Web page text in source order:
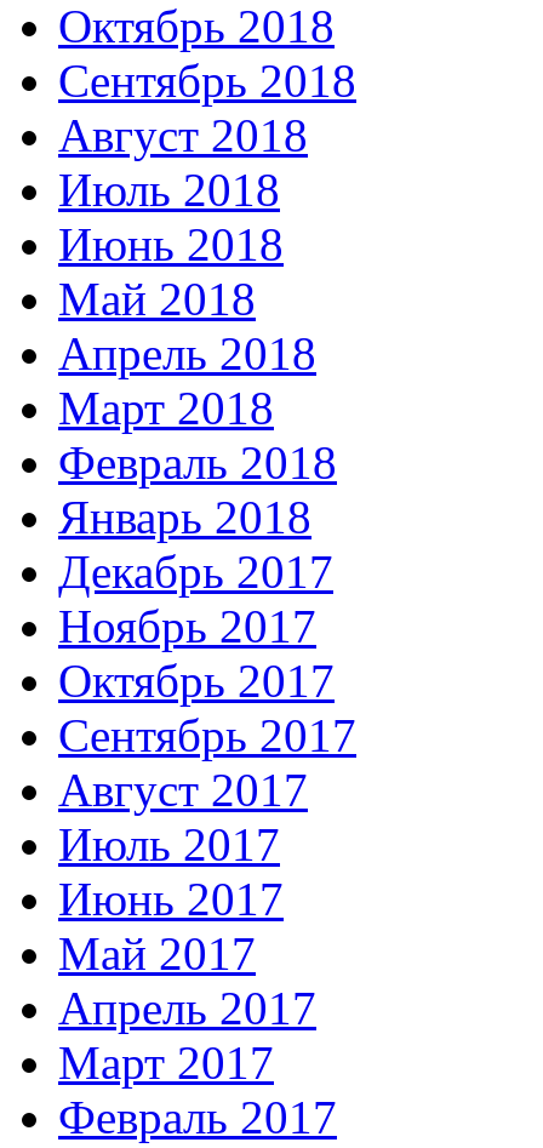
Октябрь 2018
Сентябрь 2018
Август 2018
Июль 2018
Июнь 2018
Май 2018
Апрель 2018
Март 2018
Февраль 2018
Январь 2018
Декабрь 2017
Ноябрь 2017
Октябрь 2017
Сентябрь 2017
Август 2017
Июль 2017
Июнь 2017
Май 2017
Апрель 2017
Март 2017
Февраль 2017